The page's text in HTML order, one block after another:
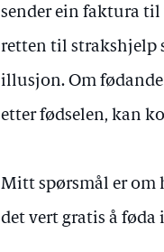
sender ein faktura til
retten til strakshjelp
illusjon. Om
etter fødselen, kan
Mitt spørsmål er om
det vert gratis å føda